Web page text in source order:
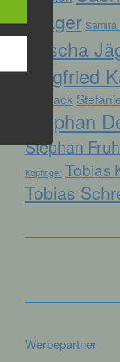
Prager Samira
Sascha
Siegfried
Biersack
Stephan
Stephan
Kopfinger Tobias
Tobias
Werbepartner